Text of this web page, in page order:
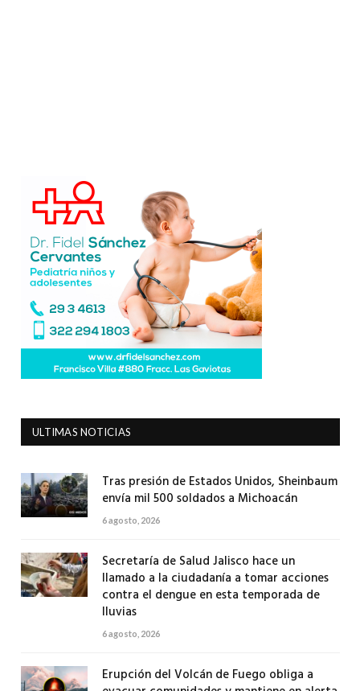
ULTIMAS NOTICIAS
Tras presión de Estados Unidos, Sheinbaum
envía mil 500 soldados a Michoacán
6 agosto, 2026
Secretaría de Salud Jalisco hace un
llamado a la ciudadanía a tomar acciones
contra el dengue en esta temporada de
lluvias
6 agosto, 2026
Erupción del Volcán de Fuego obliga a